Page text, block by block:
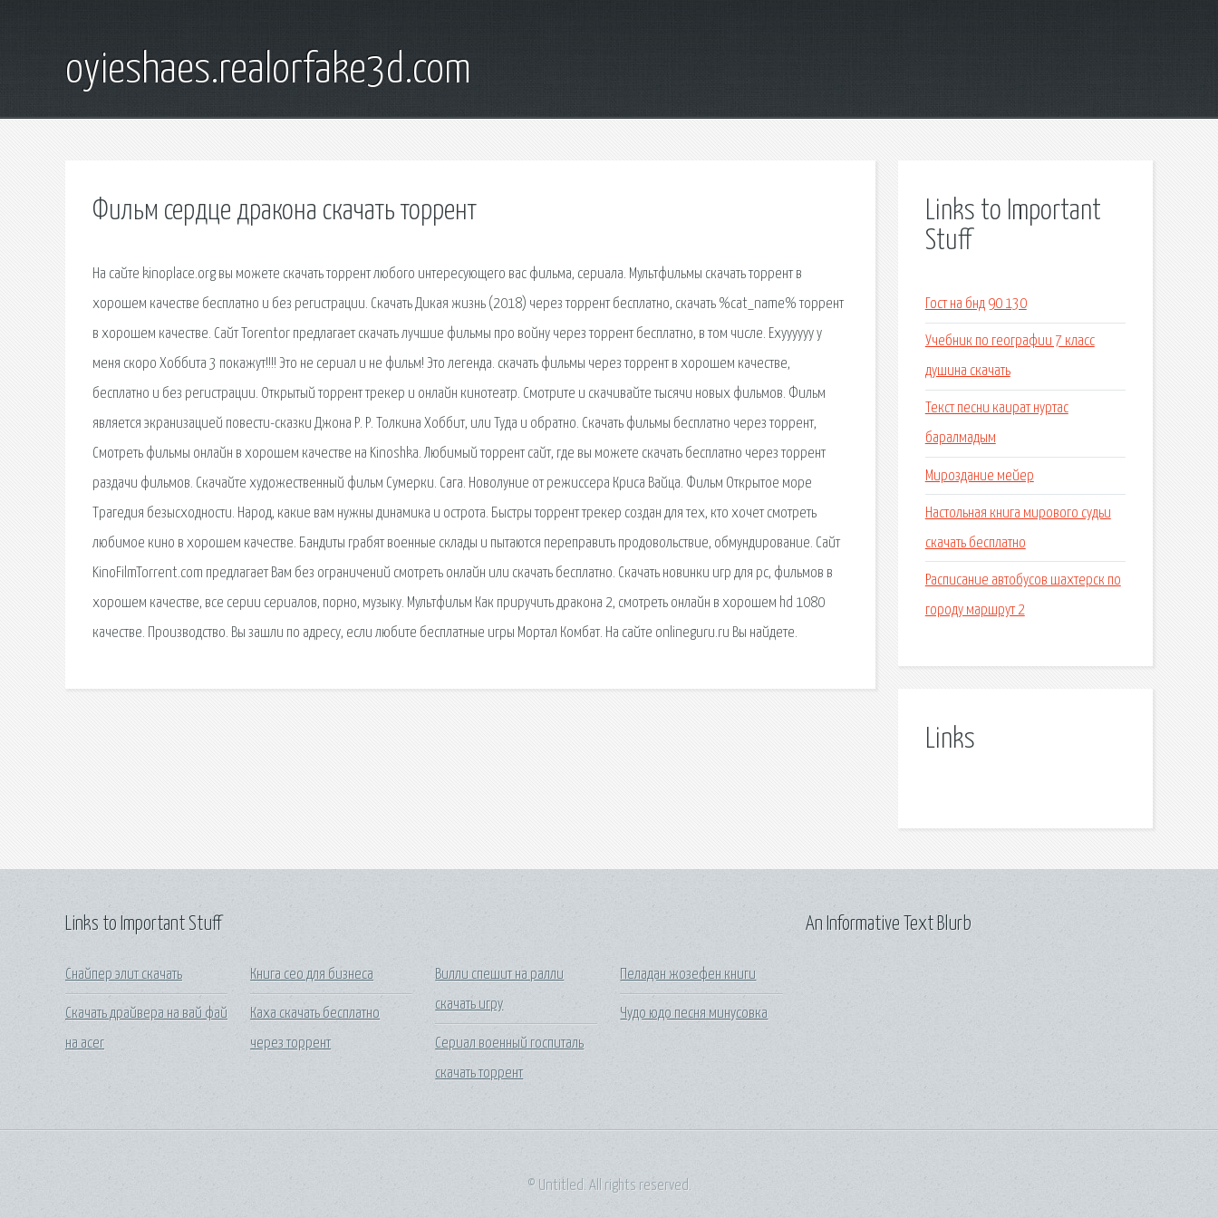
oyieshaes.realorfake3d.com
Фильм сердце дракона скачать торрент
На сайте kinoplace.org вы можете скачать торрент любого интересующего вас фильма, сериала. Мультфильмы скачать торрент в
хорошем качестве бесплатно и без регистрации. Скачать Дикая жизнь (2018) через торрент бесплатно, скачать %cat_name% торрент
в хорошем качестве. Сайт Torentor предлагает скачать лучшие фильмы про войну через торрент бесплатно, в том числе. Ехуууууу у
меня скоро Хоббита 3 покажут!!!! Это не сериал и не фильм! Это легенда. скачать фильмы через торрент в хорошем качестве,
бесплатно и без регистрации. Открытый торрент трекер и онлайн кинотеатр. Смотрите и скачивайте тысячи новых фильмов. Фильм
является экранизацией повести-сказки Джона Р. Р. Толкина Хоббит, или Туда и обратно. Скачать фильмы бесплатно через торрент,
Смотреть фильмы онлайн в хорошем качестве на Kinoshka. Любимый торрент сайт, где вы можете скачать бесплатно через торрент
раздачи фильмов. Скачайте художественный фильм Сумерки. Сага. Новолуние от режиссера Криса Вайца. Фильм Открытое море
Трагедия безысходности. Народ, какие вам нужны динамика и острота. Быстры торрент трекер создан для тех, кто хочет смотреть
любимое кино в хорошем качестве. Бандиты грабят военные склады и пытаются переправить продовольствие, обмундирование. Сайт
KinoFilmTorrent.com предлагает Вам без ограничений смотреть онлайн или скачать бесплатно. Скачать новинки игр для pc, фильмов в
хорошем качестве, все серии сериалов, порно, музыку. Мультфильм Как приручить дракона 2, смотреть онлайн в хорошем hd 1080
качестве. Производство. Вы зашли по адресу, если любите бесплатные игры Мортал Комбат. На сайте onlineguru.ru Вы найдете.
Links to Important
Stuff
Гост на бнд 90 130
Учебник по географии 7 класс
душина скачать
Текст песни каират нуртас
баралмадым
Мироздание мейер
Настольная книга мирового судьи
скачать бесплатно
Расписание автобусов шахтерск по
городу маршрут 2
Links
Links to Important Stuff
Снайпер элит скачать
Скачать драйвера на вай фай
на acer
Книга сео для бизнеса
Каха скачать бесплатно
через торрент
Вилли спешит на ралли
скачать игру
Сериал военный госпиталь
скачать торрент
Пеладан жозефен книги
Чудо юдо песня минусовка
An Informative Text Blurb
© Untitled. All rights reserved.